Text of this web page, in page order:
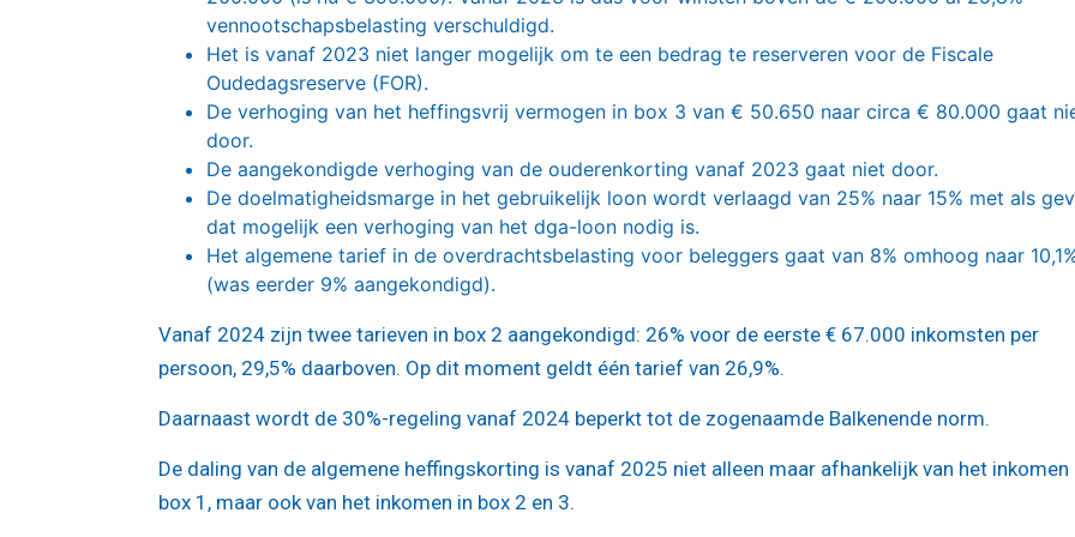
vennootschapsbelasting verschuldigd.
Het is vanaf 2023 niet langer mogelijk om te een bedrag te reserveren voor de Fiscale
Oudedagsreserve (FOR).
De verhoging van het heffingsvrij vermogen in box 3 van € 50.650 naar circa € 80.000 gaat
door.
De aangekondigde verhoging van de ouderenkorting vanaf 2023 gaat niet door.
De doelmatigheidsmarge in het gebruikelijk loon wordt verlaagd van 25% naar 15% met als
dat mogelijk een verhoging van het dga-loon nodig is.
Het algemene tarief in de overdrachtsbelasting voor beleggers gaat van 8% omhoog naar
(was eerder 9% aangekondigd).
Vanaf 2024 zijn twee tarieven in box 2 aangekondigd: 26% voor de eerste € 67.000 inkomsten per
persoon, 29,5% daarboven. Op dit moment geldt één tarief van 26,9%.
Daarnaast wordt de 30%-regeling vanaf 2024 beperkt tot de zogenaamde Balkenende norm.
De daling van de algemene heffingskorting is vanaf 2025 niet alleen maar afhankelijk van het inkomen
box 1, maar ook van het inkomen in box 2 en 3.